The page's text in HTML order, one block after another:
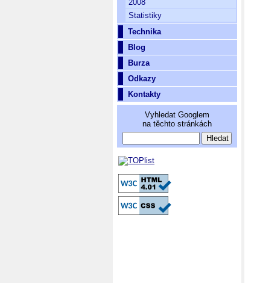
2008
Statistiky
Technika
Blog
Burza
Odkazy
Kontakty
Vyhledat Googlem
na těchto stránkách